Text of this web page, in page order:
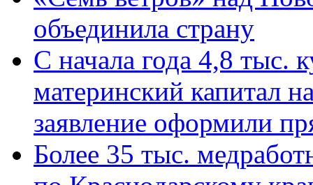
объединила страну
С начала года 4,8 тыс.
материнский капитал
заявление оформили
Более 35 тыс.